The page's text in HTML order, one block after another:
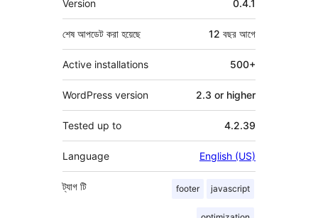
Version 0.4.1
শেষ আপডেট করা হয়েছে 12 বছর আগে
Active installations 500+
WordPress version 2.3 or higher
Tested up to 4.2.39
Language English (US)
ট্যাগ footer javascript
টি